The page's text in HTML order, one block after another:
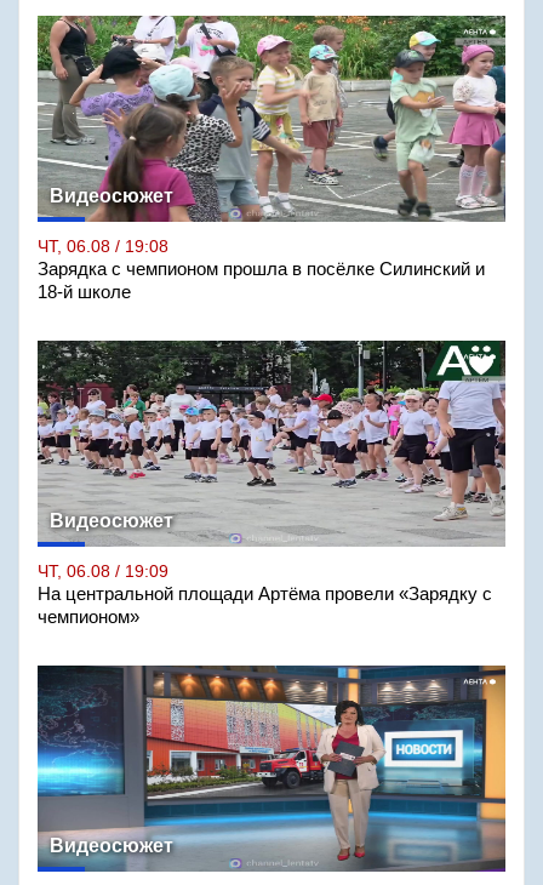
Видеосюжет
ЧТ, 06.08 / 19:08
Зарядка с чемпионом прошла в посёлке Силинский и
18-й школе
Видеосюжет
ЧТ, 06.08 / 19:09
На центральной площади Артёма провели «Зарядку с
чемпионом»
Видеосюжет